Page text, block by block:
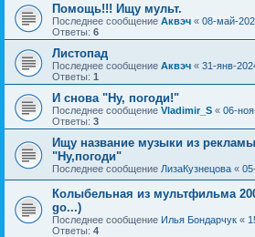
Помощь!!! Ищу мульт.
Последнее сообщение Аквэч « 08-май-
Ответы: 6
Листопад
Последнее сообщение Аквэч « 31-янв-
Ответы: 1
И снова "Ну, погоди!"
Последнее сообщение Vladimir_S « 06-
Ответы: 3
Ищу название музыки из
"Ну,погоди"
Последнее сообщение ЛизаКузнецова «
Колыбельная из мультфильма
go...)
Последнее сообщение Илья Бондарчук «
Ответы: 4